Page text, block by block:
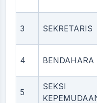
3 SEKRETARIS
4 BENDAHARA
5
SEKSI